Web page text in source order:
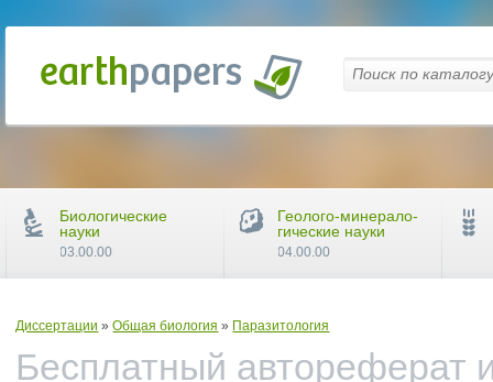
Диссертации »Общая биология » Паразитология
Бесплатный автореферат
Биологические
науки
03.00.00
Геолого-минерало-
гические науки
04.00.00